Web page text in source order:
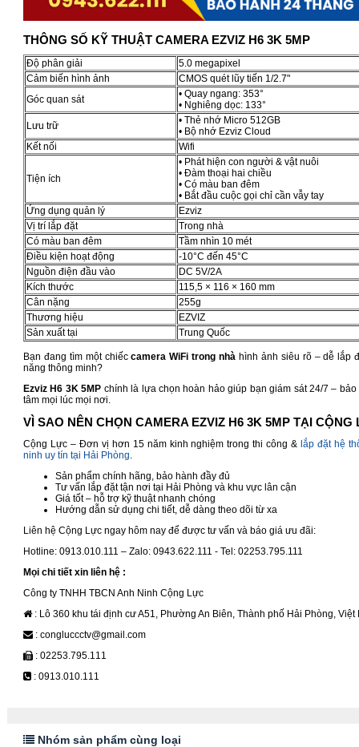
THÔNG SỐ KỸ THUẬT CAMERA EZVIZ H6 3K 5MP
Độ phân giải
5.0 megapixel
Cảm biến hình ảnh
CMOS quét lũy tiến 1/2.7"
Góc quan sát
• Quay ngang: 353°
• Nghiêng dọc: 133°
Lưu trữ
• Thẻ nhớ Micro 512GB
• Bộ nhớ Ezviz Cloud
Kết nối
Wifi
Tiện ích
• Phát hiện con người & vật nuôi
• Đàm thoại hai chiều
• Có màu ban đêm
• Bắt đầu cuộc gọi chỉ cần vẫy tay
Ứng dụng quản lý
Ezviz
Vị trí lắp đặt
Trong nhà
Có màu ban đêm
Tầm nhìn 10 mét
Điều kiện hoạt động
-10°C đến 45°C
Nguồn điện đầu vào
DC 5V/2A
Kích thước
115,5 × 116 × 160 mm
Cân nặng
255g
Thương hiệu
EZVIZ
Sản xuất tại
Trung Quốc
Bạn đang tìm một chiếccamera WiFi trong nhà hình ảnh siêu rõ – dễ lắp
năng thông minh?
Ezviz H6 3K 5MP chính là lựa chọn hoàn hảo giúp bạn giám sát 24/7 –
tâm mọi lúc mọi nơi.
VÌ SAO NÊN CHỌN CAMERA EZVIZ H6 3K 5MP TẠI CỘNG
Cộng Lực – Đơn vị hơn 15 năm kinh nghiệm trong thi công &lắp đặt hệ
ninh uy tín tại Hải Phòng
Sản phẩm chính hãng, bảo hành đầy đủ
Tư vấn lắp đặt tận nơi tại Hải Phòng và khu vực lân cận
Giá tốt – hỗ trợ kỹ thuật nhanh chóng
Hướng dẫn sử dụng chi tiết, dễ dàng theo dõi từ xa
Liên hệ Cộng Lực ngay hôm nay để được tư vấn và báo giá ưu đãi:
Hotline: 0913.010.111 – Zalo: 0943.622.111 - Tel: 02253.795.111
Mọi chi tiết xin liên hệ :
Công ty TNHH TBCN Anh Ninh Cộng Lực
: Lô 360 khu tái định cư A51, Phường An Biên, Thành phố Hải Phòng, Việt
: congluccctv@gmail.com
: 02253.795.111
: 0913.010.111
Nhóm sản phẩm cùng loại